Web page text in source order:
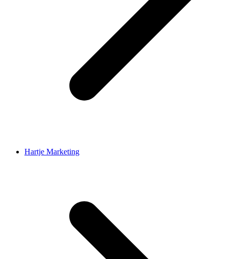
Hartje Marketing